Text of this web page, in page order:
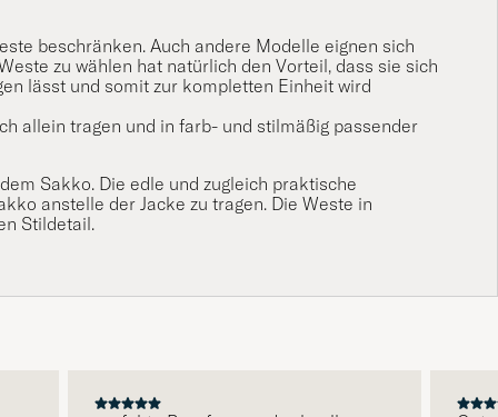
beschränken. Auch andere Modelle eignen sich
zu wählen hat natürlich den Vorteil, dass sie sich
lässt und somit zur kompletten Einheit wird
allein tragen und in farb- und stilmäßig passender
Sakko. Die edle und zugleich praktische
anstelle der Jacke zu tragen. Die Weste in
Stildetail.